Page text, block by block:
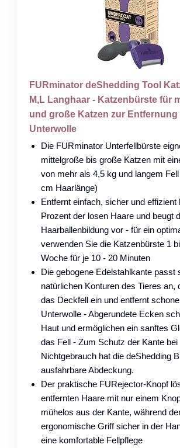
FURminator deShedding Tool
M,L Langhaar - Katzenbürste für
und große Katzen zur Entfernung
Unterwolle
Die FURminator Unterfellbürste
mittelgroße bis große Katzen mit
von mehr als 4,5 kg und langem
cm Haarlänge)
Entfernt einfach, sicher und effizient
Prozent der losen Haare und beugt
Haarballenbildung vor - für ein
verwenden Sie die Katzenbürste 1
Woche für je 10 - 20 Minuten
Die gebogene Edelstahlkante passt
natürlichen Konturen des Tieres an,
das Deckfell ein und entfernt
Unterwolle - Abgerundete Ecken
Haut und ermöglichen ein sanftes
das Fell - Zum Schutz der Kante bei
Nichtgebrauch hat die deShedding
ausfahrbare Abdeckung.
Der praktische FURejector-Knopf
entfernten Haare mit nur einem
mühelos aus der Kante, während
ergonomische Griff sicher in der
eine komfortable Fellpflege